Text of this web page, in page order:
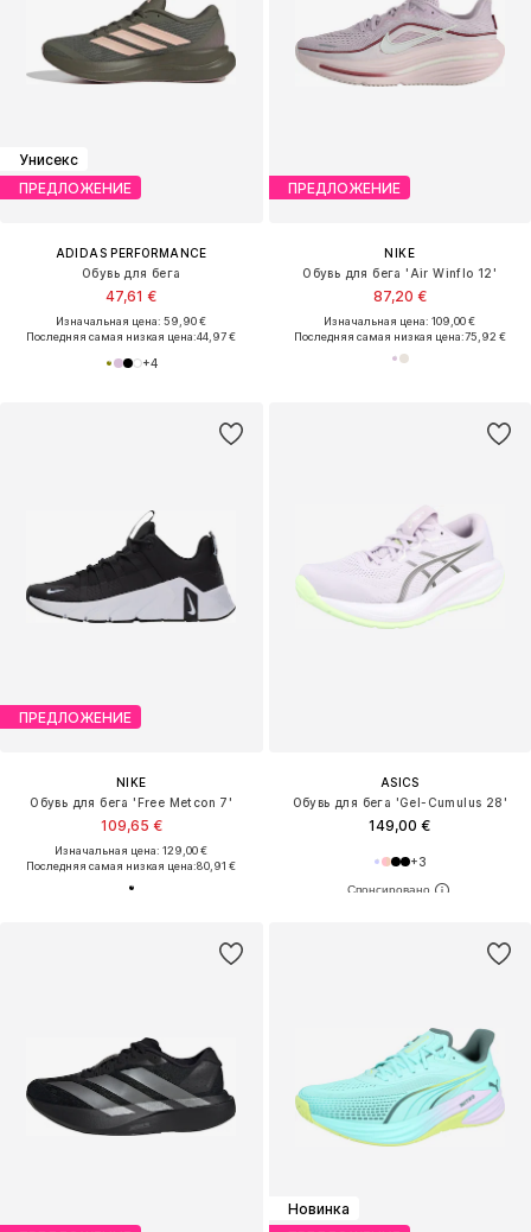
Унисекс
ПРЕДЛОЖЕНИЕ
ADIDAS PERFORMANCE
Обувь для бега
47,61 €
Изначальная цена: 59,90 €
Последняя самая низкая цена:44,97 €
+4
ПРЕДЛОЖЕНИЕ
NIKE
Обувь для бега 'Air Winflo 12'
87,20 €
Изначальная цена: 109,00 €
Последняя самая низкая цена:75,92 €
ПРЕДЛОЖЕНИЕ
NIKE
Обувь для бега 'Free Metcon 7'
109,65 €
Изначальная цена: 129,00 €
Последняя самая низкая цена:80,91 €
ASICS
Обувь для бега 'Gel-Cumulus 28'
149,00 €
+3
Новинка